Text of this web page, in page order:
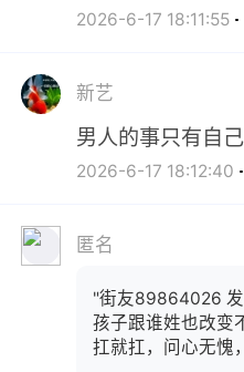
2026-6-17 18:11:55
新艺
男人的事只有自
2026-6-17 18:12:40
匿名
"街友89864026
孩子跟谁姓也改变
扛就扛，问心无愧